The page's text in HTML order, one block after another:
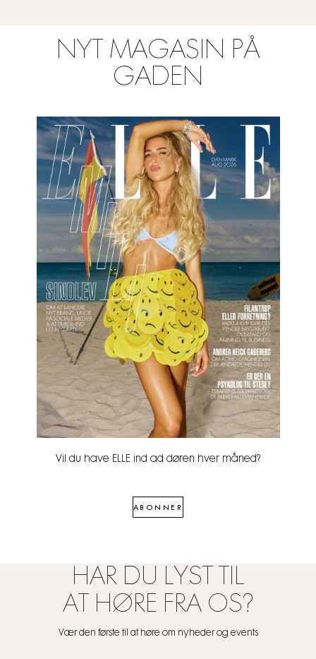
NYT MAGASIN PÅ
GADEN
Vil du have ELLE ind ad døren hver måned?
ABONNER
HAR DU LYST TIL
AT HØRE FRA OS?
Vær den første til at høre om nyheder og events